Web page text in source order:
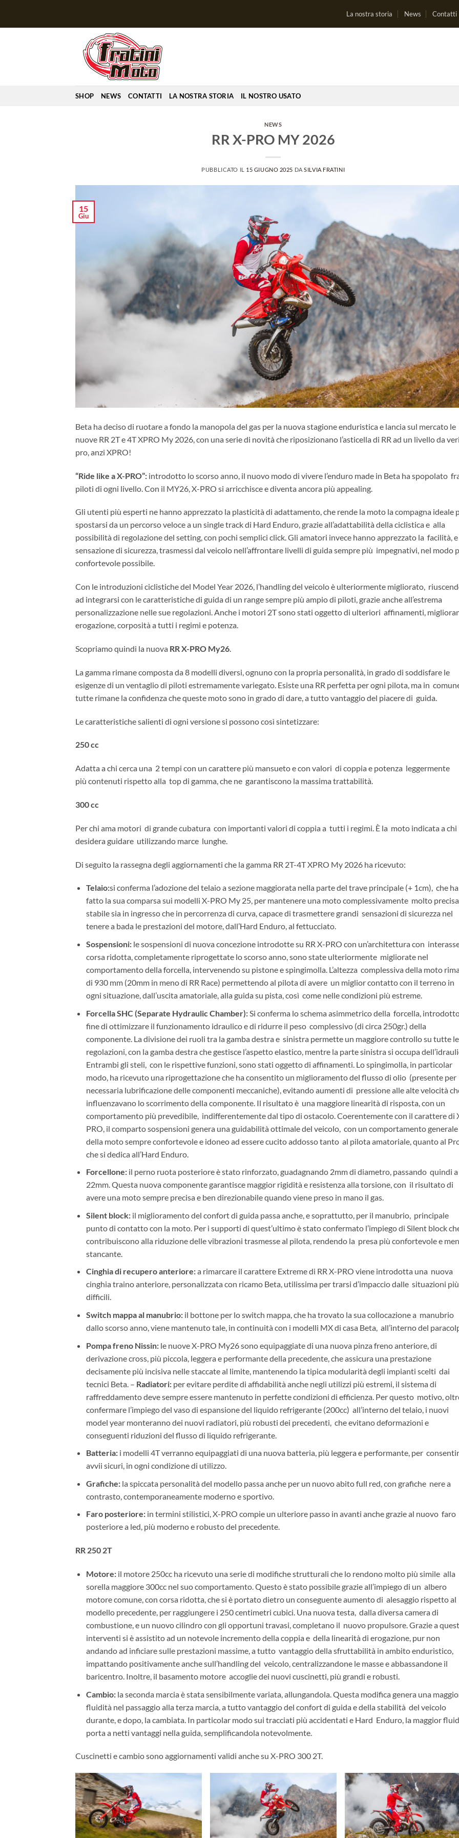
La nostra storia News Contatti
SHOP NEWS CONTATTI LA NOSTRA STORIA IL NOSTRO USATO
NEWS
RR X-PRO MY 2026
PUBBLICATO IL 15 GIUGNO 2025 DASILVIA FRATINI
15
Giu
Beta ha deciso di ruotare a fondo la manopola del gas per la nuova stagione enduristica e lancia sul mercato le
nuove RR 2T e 4T XPRO My 2026, con una serie di novità che riposizionano l’asticella di RR ad un livello da veri
pro, anzi XPRO!
“Ride like a X-PRO”: introdotto lo scorso anno, il nuovo modo di vivere l’enduro made in Beta ha spopolato
piloti di ogni livello. Con il MY26, X-PRO si arricchisce e diventa ancora più appealing.
Gli utenti più esperti ne hanno apprezzato la plasticità di adattamento, che rende la moto la compagna ideale
spostarsi da un percorso veloce a un single track di Hard Enduro, grazie all’adattabilità della ciclistica e alla
possibilità di regolazione del setting, con pochi semplici click. Gli amatori invece hanno apprezzato la facilità, e
sensazione di sicurezza, trasmessi dal veicolo nell’affrontare livelli di guida sempre più impegnativi, nel modo
confortevole possibile.
Con le introduzioni ciclistiche del Model Year 2026, l’handling del veicolo è ulteriormente migliorato,
ad integrarsi con le caratteristiche di guida di un range sempre più ampio di piloti, grazie anche all’estrema
personalizzazione nelle sue regolazioni. Anche i motori 2T sono stati oggetto di ulteriori affinamenti,
erogazione, corposità a tutti i regimi e potenza.
Scopriamo quindi la nuova RR X-PRO My26.
La gamma rimane composta da 8 modelli diversi, ognuno con la propria personalità, in grado di soddisfare le
esigenze di un ventaglio di piloti estremamente variegato. Esiste una RR perfetta per ogni pilota, ma in
tutte rimane la confidenza che queste moto sono in grado di dare, a tutto vantaggio del piacere di guida.
Le caratteristiche salienti di ogni versione si possono così sintetizzare:
250 cc
Adatta a chi cerca una 2 tempi con un carattere più mansueto e con valori di coppia e potenza leggermente
più contenuti rispetto alla top di gamma, che ne garantiscono la massima trattabilità.
300 cc
Per chi ama motori di grande cubatura con importanti valori di coppia a tutti i regimi. È la moto indicata a chi
desidera guidare utilizzando marce lunghe.
Di seguito la rassegna degli aggiornamenti che la gamma RR 2T-4T XPRO My 2026 ha ricevuto:
Telaio:si conferma l’adozione del telaio a sezione maggiorata nella parte del trave principale (+ 1cm), che ha
fatto la sua comparsa sui modelli X-PRO My 25, per mantenere una moto complessivamente molto
stabile sia in ingresso che in percorrenza di curva, capace di trasmettere grandi sensazioni di sicurezza nel
tenere a bada le prestazioni del motore, dall’Hard Enduro, al fettucciato.
Sospensioni:le sospensioni di nuova concezione introdotte su RR X-PRO con un’architettura con
corsa ridotta, completamente riprogettate lo scorso anno, sono state ulteriormente migliorate nel
comportamento della forcella, intervenendo su pistone e spingimolla. L’altezza complessiva della moto
di 930 mm (20mm in meno di RR Race) permettendo al pilota di avere un miglior contatto con il terreno in
ogni situazione, dall’uscita amatoriale, alla guida su pista, così come nelle condizioni più estreme.
Forcella SHC (Separate Hydraulic Chamber):Si conferma lo schema asimmetrico della forcella,
fine di ottimizzare il funzionamento idraulico e di ridurre il peso complessivo (di circa 250gr.) della
componente. La divisione dei ruoli tra la gamba destra e sinistra permette un maggiore controllo su tutte le
regolazioni, con la gamba destra che gestisce l’aspetto elastico, mentre la parte sinistra si occupa
Entrambi gli steli, con le rispettive funzioni, sono stati oggetto di affinamenti. Lo spingimolla, in particolar
modo, ha ricevuto una riprogettazione che ha consentito un miglioramento del flusso di olio (presente per
necessaria lubrificazione delle componenti meccaniche), evitando aumenti di pressione alle alte velocità
influenzavano lo scorrimento della componente. Il risultato è una maggiore linearità di risposta, con un
comportamento più prevedibile, indifferentemente dal tipo di ostacolo. Coerentemente con il carattere di
PRO, il comparto sospensioni genera una guidabilità ottimale del veicolo, con un comportamento generale
della moto sempre confortevole e idoneo ad essere cucito addosso tanto al pilota amatoriale, quanto al
che si dedica all’Hard Enduro.
Forcellone: il perno ruota posteriore è stato rinforzato, guadagnando 2mm di diametro, passando quindi a
22mm. Questa nuova componente garantisce maggior rigidità e resistenza alla torsione, con il risultato di
avere una moto sempre precisa e ben direzionabile quando viene preso in mano il gas.
Silent block:il miglioramento del confort di guida passa anche, e soprattutto, per il manubrio, principale
punto di contatto con la moto. Per i supporti di quest’ultimo è stato confermato l’impiego di Silent block
contribuiscono alla riduzione delle vibrazioni trasmesse al pilota, rendendo la presa più confortevole e
stancante.
Cinghia di recupero anteriore:a rimarcare il carattere Extreme di RR X-PRO viene introdotta una nuova
cinghia traino anteriore, personalizzata con ricamo Beta, utilissima per trarsi d’impaccio dalle situazioni più
difficili.
Switch mappa al manubrio: il bottone per lo switch mappa, che ha trovato la sua collocazione a manubrio
dallo scorso anno, viene mantenuto tale, in continuità con i modelli MX di casa Beta, all’interno del
Pompa freno Nissin:le nuove X-PRO My26 sono equipaggiate di una nuova pinza freno anteriore, di
derivazione cross, più piccola, leggera e performante della precedente, che assicura una prestazione
decisamente più incisiva nelle staccate al limite, mantenendo la tipica modularità degli impianti scelti dai
tecnici Beta. – Radiatori:per evitare perdite di affidabilità anche negli utilizzi più estremi, il sistema di
raffreddamento deve sempre essere mantenuto in perfette condizioni di efficienza. Per questo motivo,
confermare l’impiego del vaso di espansione del liquido refrigerante (200cc) all’interno del telaio, i nuovi
model year monteranno dei nuovi radiatori, più robusti dei precedenti, che evitano deformazioni e
conseguenti riduzioni del flusso di liquido refrigerante.
Batteria:i modelli 4T verranno equipaggiati di una nuova batteria, più leggera e performante, per
avvii sicuri, in ogni condizione di utilizzo.
Grafiche:la spiccata personalità del modello passa anche per un nuovo abito full red, con grafiche nere a
contrasto, contemporaneamente moderno e sportivo.
Faro posteriore:in termini stilistici, X-PRO compie un ulteriore passo in avanti anche grazie al nuovo faro
posteriore a led, più moderno e robusto del precedente.
RR 250 2T
Motore:il motore 250cc ha ricevuto una serie di modifiche strutturali che lo rendono molto più simile alla
sorella maggiore 300cc nel suo comportamento. Questo è stato possibile grazie all’impiego di un albero
motore comune, con corsa ridotta, che si è portato dietro un conseguente aumento di alesaggio rispetto al
modello precedente, per raggiungere i 250 centimetri cubici. Una nuova testa, dalla diversa camera di
combustione, e un nuovo cilindro con gli opportuni travasi, completano il nuovo propulsore. Grazie a
interventi si è assistito ad un notevole incremento della coppia e della linearità di erogazione, pur non
andando ad inficiare sulle prestazioni massime, a tutto vantaggio della sfruttabilità in ambito enduristico,
impattando positivamente anche sull’handling del veicolo, centralizzandone le masse e abbassandone il
baricentro. Inoltre, il basamento motore accoglie dei nuovi cuscinetti, più grandi e robusti.
Cambio:la seconda marcia è stata sensibilmente variata, allungandola. Questa modifica genera una
fluidità nel passaggio alla terza marcia, a tutto vantaggio del confort di guida e della stabilità del veicolo
durante, e dopo, la cambiata. In particolar modo sui tracciati più accidentati e Hard Enduro, la maggior
porta a netti vantaggi nella guida, semplificandola notevolmente.
Cuscinetti e cambio sono aggiornamenti validi anche su X-PRO 300 2T.